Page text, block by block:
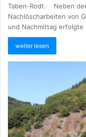
Taben-Rodt. Neben
Nachlöscharbeiten von
und Nachmittag
weiter lesen